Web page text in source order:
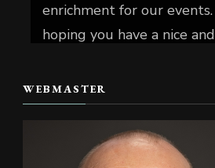
enrichment for our
hoping you have a nice
📷 Christian Reiter
#skate4fun
Foto
WEBMASTER